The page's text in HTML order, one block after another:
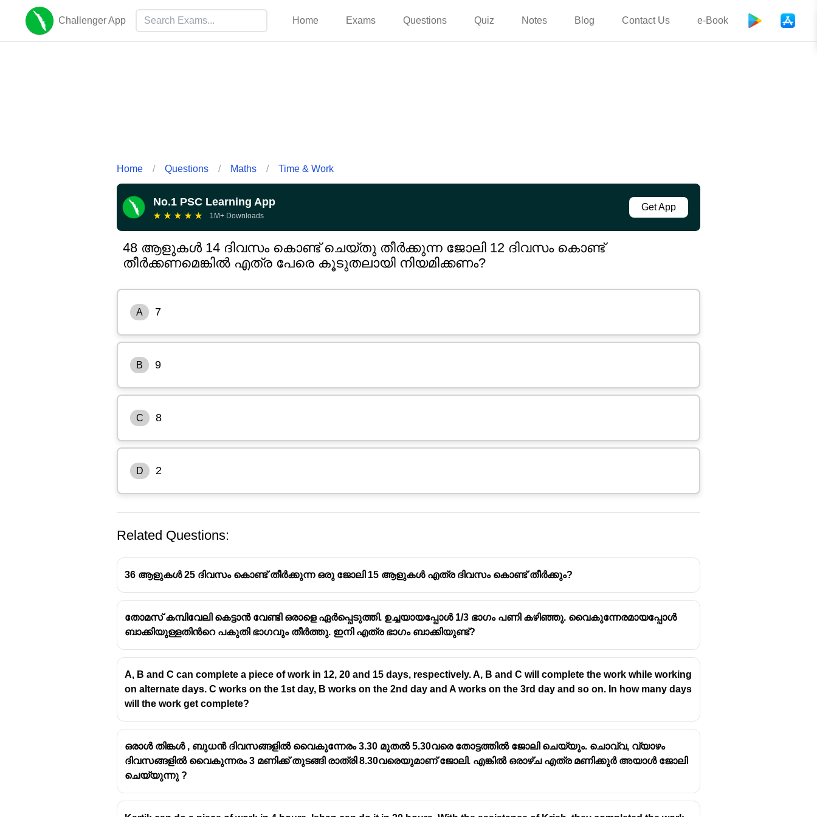
Challenger App Home Exams Questions Quiz Notes Blog Contact Us e-Book
Home / Questions / Maths / Time & Work
No.1 PSC Learning App
★ ★ ★ ★ ★ 1M+ Downloads
Get App
48 ആളുകൾ 14 ദിവസം കൊണ്ട് ചെയ്തു തീർക്കുന്ന ജോലി 12 ദിവസം കൊണ്ട്
തീർക്കണമെങ്കിൽ എത്ര പേരെ കൂടുതലായി നിയമിക്കണം?
A 7
B 9
C 8
D 2
Related Questions:
36 ആളുകൾ 25 ദിവസം കൊണ്ട് തീർക്കുന്ന ഒരു ജോലി 15 ആളുകൾ എത്ര ദിവസം കൊണ്ട് തീർക്കും?
തോമസ് കമ്പിവേലി കെട്ടാൻ വേണ്ടി ഒരാളെ ഏർപ്പെടുത്തി. ഉച്ചയായപ്പോൾ 1/3 ഭാഗം പണി കഴിഞ്ഞു. വൈകുന്നേരമായപ്പോൾ
ബാക്കിയുള്ളതിൻറെ പകുതി ഭാഗവും തീർത്തു. ഇനി എത്ര ഭാഗം ബാക്കിയുണ്ട്?
A, B and C can complete a piece of work in 12, 20 and 15 days, respectively. A, B and C will complete the work while working
on alternate days. C works on the 1st day, B works on the 2nd day and A works on the 3rd day and so on. In how many days
will the work get complete?
ഒരാൾ തിങ്കൾ , ബുധൻ ദിവസങ്ങളിൽ വൈകുന്നേരം 3.30 മുതൽ 5.30വരെ തോട്ടത്തിൽ ജോലി ചെയ്യും. ചൊവ്വ, വ്യാഴം
ദിവസങ്ങളിൽ വൈകുന്നരം 3 മണിക്ക് തുടങ്ങി രാത്രി 8.30വരെയുമാണ് ജോലി. എങ്കിൽ ഒരാഴ്ച എത്ര മണിക്കുർ അയാൾ ജോലി
ചെയ്യുന്നു ?